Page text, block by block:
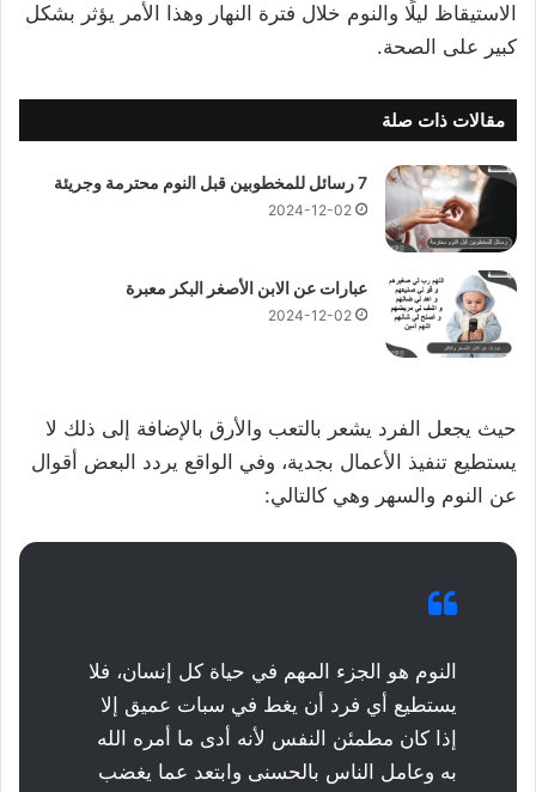
الاستيقاظ ليلًا والنوم خلال فترة النهار وهذا الأمر يؤثر بشكل
كبير على الصحة.
مقالات ذات صلة
7 رسائل للمخطوبين قبل النوم محترمة وجريئة
2024-12-02
عبارات عن الابن الأصغر البكر معبرة
2024-12-02
حيث يجعل الفرد يشعر بالتعب والأرق بالإضافة إلى ذلك لا
يستطيع تنفيذ الأعمال بجدية، وفي الواقع يردد البعض أقوال
عن النوم والسهر وهي كالتالي:
النوم هو الجزء المهم في حياة كل إنسان، فلا
يستطيع أي فرد أن يغط في سبات عميق إلا
إذا كان مطمئن النفس لأنه أدى ما أمره الله
به وعامل الناس بالحسنى وابتعد عما يغضب